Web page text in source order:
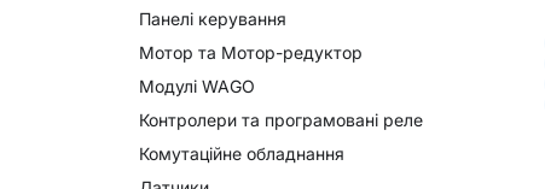
Панелі керування
Мотор та Мотор-редуктор
Модулі WAGO
Контролери та програмовані реле
Комутаційне обладнання